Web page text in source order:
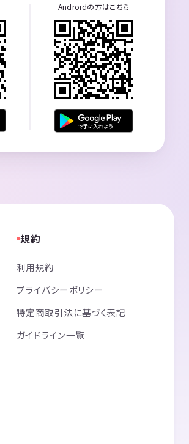
Androidの方はこちら
規約
利用規約
プライバシーポリシー
特定商取引法に基づく表記
ガイドライン一覧